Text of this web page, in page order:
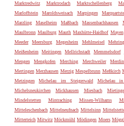
Marktredwitz
Marktrodach Marktschellenberg
Marloffstein
Maroldsweisach Marpingen
Marzling
Maselheim Maßbach Massenbachhausen
Maulbronn Maulburg Mauth Maxhütte-Haidhof Mayen
Meeder
Meersburg Megesheim Mehlmeisel Mehring
Meißenheim
Meitingen Mellrichstadt Memmelsdorf
Mengen
Mengkofen Merching Merchweiler
Mertingen Merzhausen Merzig Mespelbrunn Meßkirch
Metzingen
Michelau im Steigerwald Michelau in
Michelsneukirchen
Mickhausen Miesbach
Mindelstetten
Mintraching Missen-Wilhams
Mitteleschenbach Mittelneufnach Mittelsinn
Mitterteich Mitwitz Möckmühl Mödingen Moers